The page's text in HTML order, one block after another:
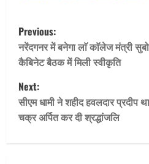
P
o
s
t
n
Previous:
नरेंदगनर में बनेगा लाॅ काॅलेज मंत्री
कैबिनेट बैठक में मिली स्वीकृति
Next:
सीएम धामी ने शहीद हवलदार प्रदीप
चक्र अर्पित कर दी श्रद्धांजलि